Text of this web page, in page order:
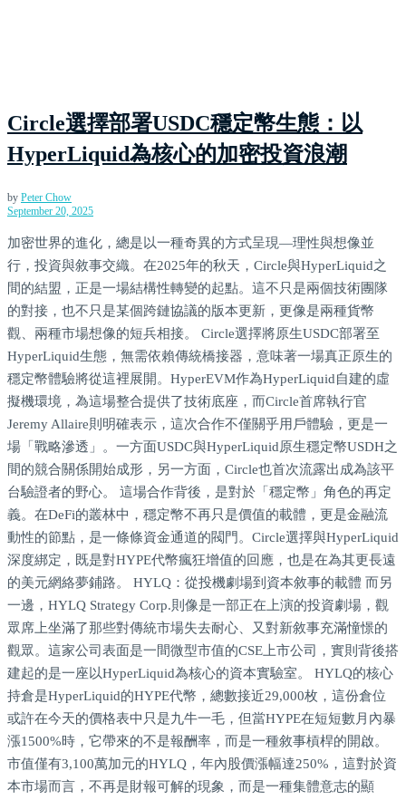
Circle選擇部署USDC穩定幣生態：以
HyperLiquid為核心的加密投資浪潮
by Peter Chow
September 20, 2025
加密世界的進化，總是以一種奇異的方式呈現—理性與想像並
行，投資與敘事交織。在2025年的秋天，Circle與HyperLiquid之
間的結盟，正是一場結構性轉變的起點。這不只是兩個技術團隊
的對接，也不只是某個跨鏈協議的版本更新，更像是兩種貨幣
觀、兩種市場想像的短兵相接。 Circle選擇將原生USDC部署至
HyperLiquid生態，無需依賴傳統橋接器，意味著一場真正原生的
穩定幣體驗將從這裡展開。HyperEVM作為HyperLiquid自建的虛
擬機環境，為這場整合提供了技術底座，而Circle首席執行官
Jeremy Allaire則明確表示，這次合作不僅關乎用戶體驗，更是一
場「戰略滲透」。一方面USDC與HyperLiquid原生穩定幣USDH之
間的競合關係開始成形，另一方面，Circle也首次流露出成為該平
台驗證者的野心。 這場合作背後，是對於「穩定幣」角色的再定
義。在DeFi的叢林中，穩定幣不再只是價值的載體，更是金融流
動性的節點，是一條條資金通道的閥門。Circle選擇與HyperLiquid
深度綁定，既是對HYPE代幣瘋狂增值的回應，也是在為其更長遠
的美元網絡夢鋪路。 HYLQ：從投機劇場到資本敘事的載體 而另
一邊，HYLQ Strategy Corp.則像是一部正在上演的投資劇場，觀
眾席上坐滿了那些對傳統市場失去耐心、又對新敘事充滿憧憬的
觀眾。這家公司表面是一間微型市值的CSE上市公司，實則背後搭
建起的是一座以HyperLiquid為核心的資本實驗室。 HYLQ的核心
持倉是HyperLiquid的HYPE代幣，總數接近29,000枚，這份倉位
或許在今天的價格表中只是九牛一毛，但當HYPE在短短數月內暴
漲1500%時，它帶來的不是報酬率，而是一種敘事槓桿的開啟。
市值僅有3,100萬加元的HYLQ，年內股價漲幅達250%，這對於資
本市場而言，不再是財報可解的現象，而是一種集體意志的顯